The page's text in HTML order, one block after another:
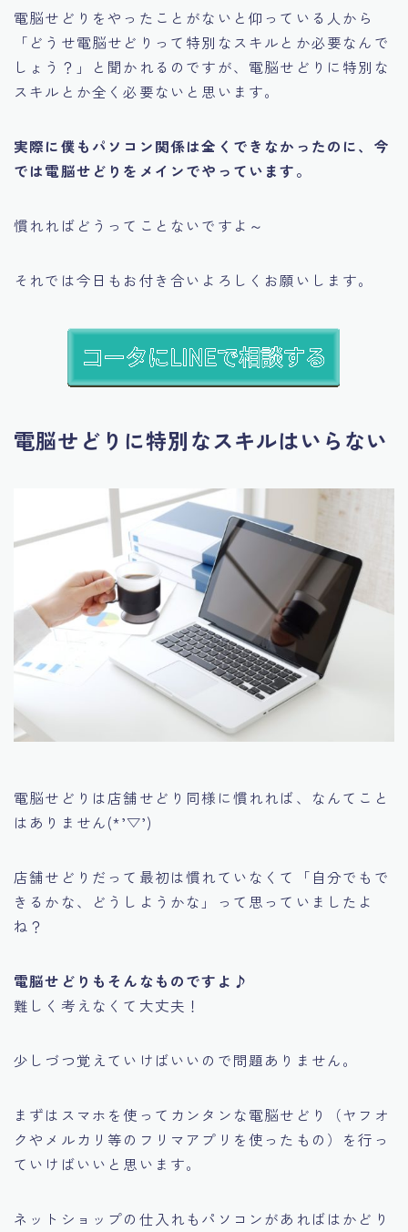
電脳せどりをやったことがないと仰っている人から
「どうせ電脳せどりって特別なスキルとか必要なんで
しょう？」
と聞かれるのですが、電脳せどりに特別な
スキルとか全く必要ないと思います。
実際に僕もパソコン関係は全くできなかったのに、今
では電脳せどりをメインでやっています。
慣れればどうってことないですよ～
それでは今日もお付き合いよろしくお願いします。
電脳せどりに特別なスキルはいらない
電脳せどりは店舗せどり同様に慣れれば、なんてこと
はありません(*’▽’)
店舗せどりだって最初は慣れていなくて
「自分でもで
きるかな、どうしようかな」
って思っていましたよ
ね？
電脳せどりもそんなものですよ♪
難しく考えなくて大丈夫！
少しづつ覚えていけばいいので問題ありません。
まずはスマホを使ってカンタンな電脳せどり（ヤフオ
クやメルカリ等のフリマアプリを使ったもの）を行っ
ていけばいいと思います。
ネットショップの仕入れもパソコンがあればはかどり